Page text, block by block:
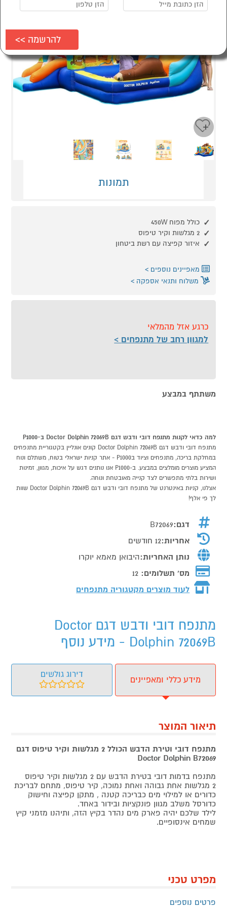
תמונות
כולל מפוח 450W
2 מגלשות וקיר טיפוס
איזור קפיצה עם רשת ביטחון
מאפיינים נוספים
משלוח ותנאי אספקה
כרגע אזל מהמלאי
למגוון רחב של מתנפחים
משתתף במבצע
למה כדאי לקנות מתנפח דובי ודבש דגם Doctor Dolphin 72069B ב-P1000
מתנפח דובי ודבש דגם Doctor Dolphin 72069B קונים אונליין בקטגוריית מתנפחים
במחלקת בריכה, מתנפחים וציוד בP1000 - אתר קניות ישראלי בטוח, משתלם ונוח
המציע מוצרים מומלצים במבצע. ב-P1000 אנו נותנים דגש על איכות, מגוון, זמינות
ושירות בלתי מתפשרים לצד קנייה מאובטחת ונוחה.
אצלנו, קניות באינטרנט של מתנפח דובי ודבש דגם Doctor Dolphin 72069B שוות
לך פי אלף!
דגם:B72069
אחריות:12 חודשים
נותן האחריות:היבואן מאמא יוקרו
מס' תשלומים: 12
לעוד מוצרים מקטגוריה מתנפחים
מתנפח דובי ודבש דגם Doctor
Dolphin 72069B - מידע נוסף
מידע כללי ומאפיינים
דירוג גולשים
תיאור המוצר
מתנפח דובי וטירת הדבש הכולל 2 מגלשות וקיר טיפוס דגם
Doctor Dolphin B72069
מתנפח בדמות דובי בטירת הדבש עם 2 מגלשות וקיר טיפוס
2 מגלשות אחת גבוהה ואחת נמוכה, קיר טיפוס, מתחם לבריכת
כדורים או למילוי מים כבריכה קטנה , מתקן קפיצה וחישוק
כדורסל משלב מגוון פונקציות ובידור באחד.
לילד שלכם יהיה פארק מים נהדר בקיץ הזה, ותיהנו מזמני קיץ
שמחים אינסופיים.
מפרט טכני
פרטים נוספים